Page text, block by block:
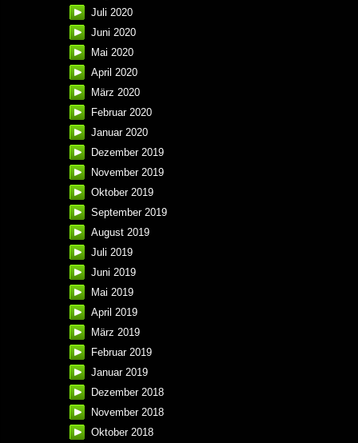
Juli 2020
Juni 2020
Mai 2020
April 2020
März 2020
Februar 2020
Januar 2020
Dezember 2019
November 2019
Oktober 2019
September 2019
August 2019
Juli 2019
Juni 2019
Mai 2019
April 2019
März 2019
Februar 2019
Januar 2019
Dezember 2018
November 2018
Oktober 2018